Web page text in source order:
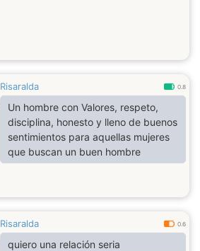
Risaralda 0.8
Un hombre con Valores, respeto,
disciplina, honesto y lleno de buenos
sentimientos para aquellas mujeres
que buscan un buen hombre
Risaralda 0.6
quiero una relación seria